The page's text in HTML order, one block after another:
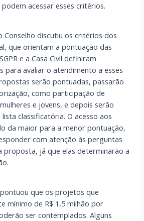
acessar esses critérios.
Conselho discutiu os critérios dos
que orientam a pontuação das
e a Casa Civil definiram
para avaliar o atendimento a esses
serão pontuadas, passarão
como participação de
e jovens, e depois serão
classificatória. O acesso aos
da maior para a menor pontuação,
com atenção às perguntas
proposta, já que elas determinarão a
que os projetos que
mínimo de R$ 1,5 milhão por
ser contemplados. Alguns